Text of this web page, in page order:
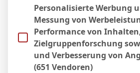
Personalisierte Werbung
Messung von
Performance von
Zielgruppenforschung
und Verbesserung von
(651 Vendoren)